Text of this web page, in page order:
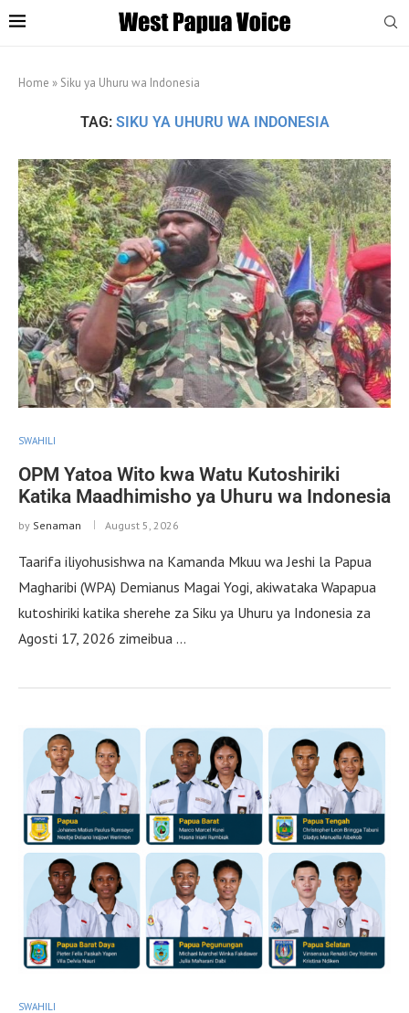
Home » Siku ya Uhuru wa Indonesia
TAG: SIKU YA UHURU WA INDONESIA
SWAHILI
OPM Yatoa Wito kwa Watu Kutoshiriki
Katika Maadhimisho ya Uhuru wa Indonesia
by Senaman August 5, 2026
Taarifa iliyohusishwa na Kamanda Mkuu wa Jeshi la Papua
Magharibi (WPA) Demianus Magai Yogi, akiwataka Wapapua
kutoshiriki katika sherehe za Siku ya Uhuru ya Indonesia za
Agosti 17, 2026 zimeibua …
SWAHILI